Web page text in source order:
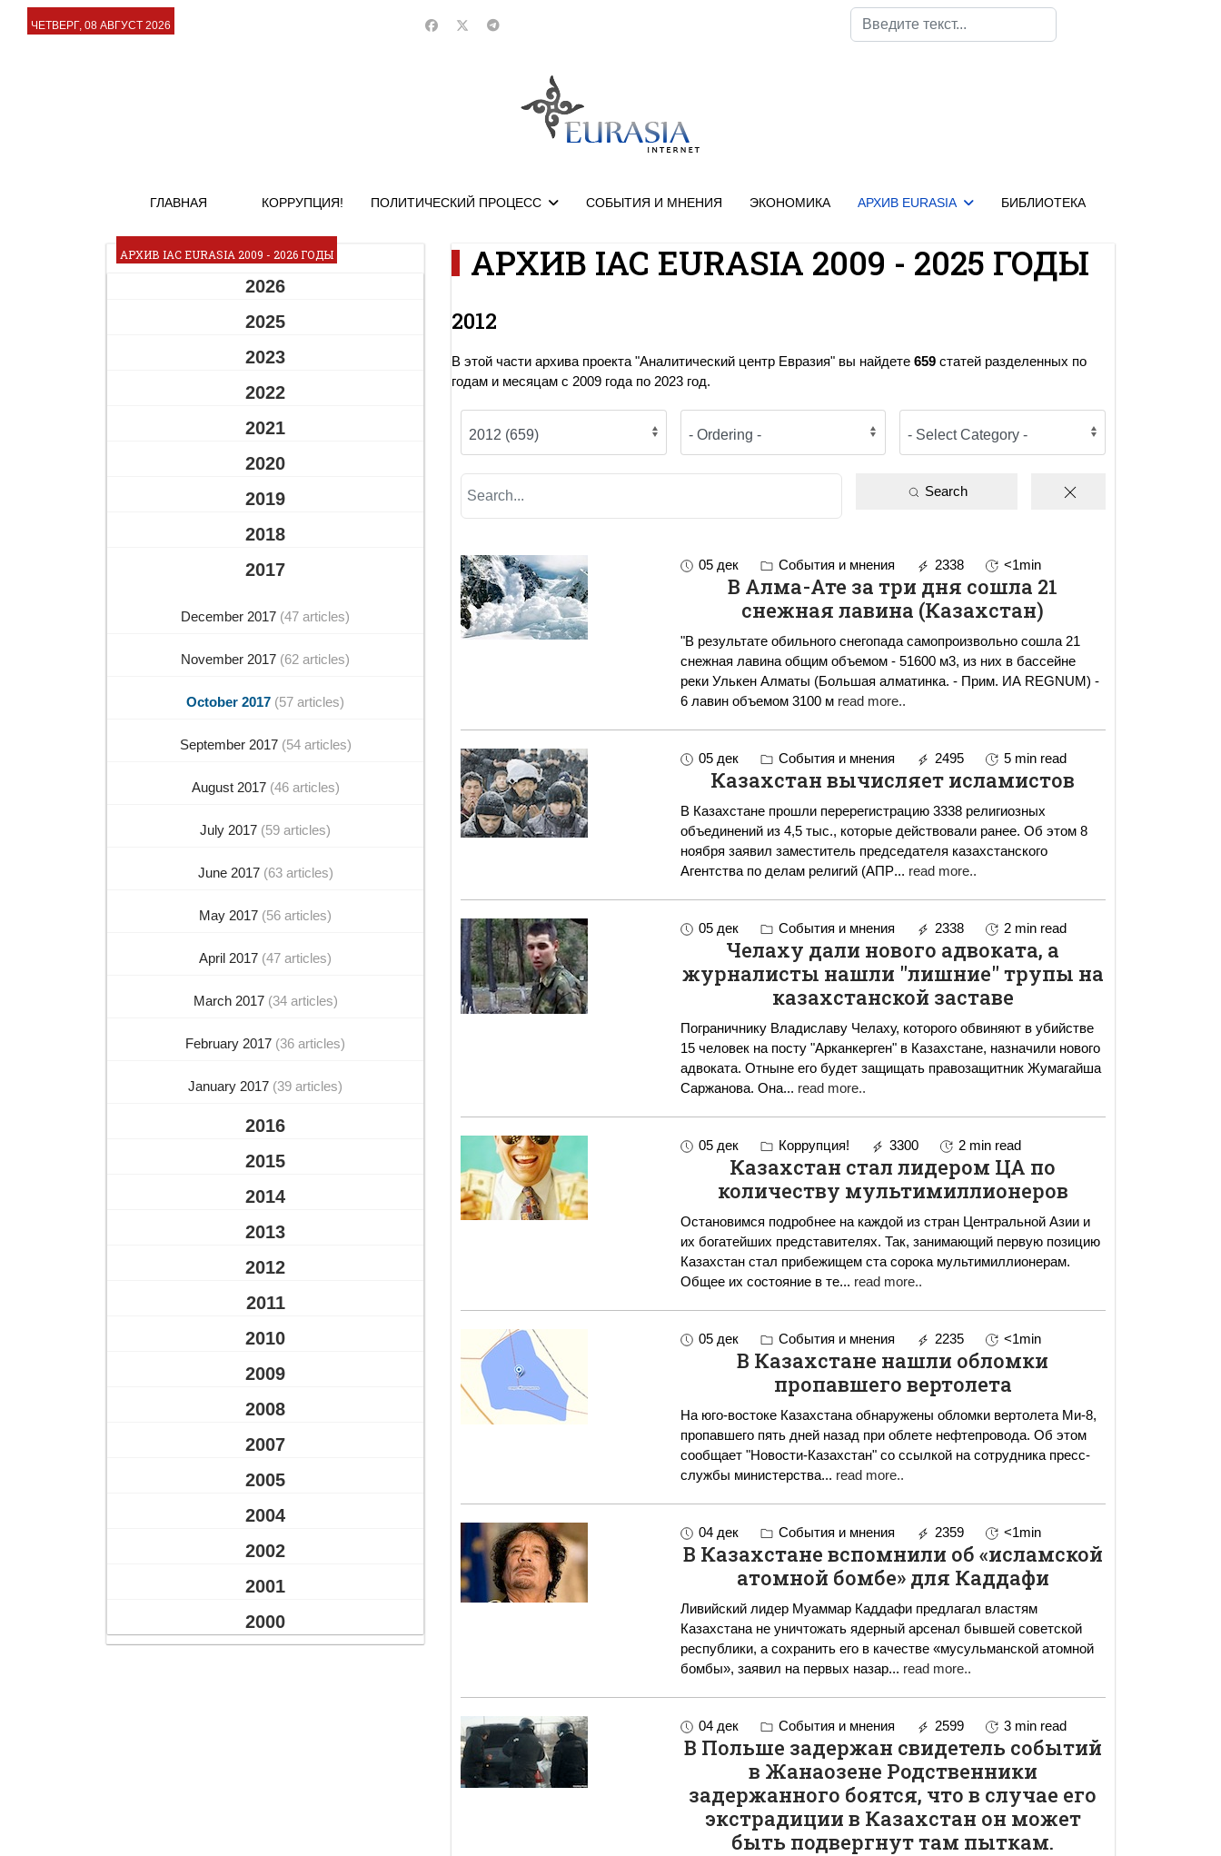
ЧЕТВЕРГ, 08 АВГУСТ 2026
Поиск
ГЛАВНАЯ КОРРУПЦИЯ! ПОЛИТИЧЕСКИЙ ПРОЦЕСС СОБЫТИЯ И МНЕНИЯ ЭКОНОМИКА АРХИВ EURASIA БИБЛИОТЕКА
АРХИВ IAC EURASIA 2009 - 2026 ГОДЫ
2026
2025
2023
2022
2021
2020
2019
2018
2017
December 2017 (47 articles)
November 2017 (62 articles)
October 2017 (57 articles)
September 2017 (54 articles)
August 2017 (46 articles)
July 2017 (59 articles)
June 2017 (63 articles)
May 2017 (56 articles)
April 2017 (47 articles)
March 2017 (34 articles)
February 2017 (36 articles)
January 2017 (39 articles)
2016
2015
2014
2013
2012
2011
2010
2009
2008
2007
2005
2004
2002
2001
2000
АРХИВ IAC EURASIA 2009 - 2025 ГОДЫ
2012
В этой части архива проекта "Аналитический центр Евразия" вы найдете 659 статей разделенных по
годам и месяцам с 2009 года по 2023 год.
Search
05 дек События и мнения 2338 <1min
В Алма-Ате за три дня сошла 21
снежная лавина (Казахстан)
"В результате обильного снегопада самопроизвольно сошла 21
снежная лавина общим объемом - 51600 м3, из них в бассейне
реки Улькен Алматы (Большая алматинка. - Прим. ИА REGNUM) -
6 лавин объемом 3100 м read more..
05 дек События и мнения 2495 5 min read
Казахстан вычисляет исламистов
В Казахстане прошли перерегистрацию 3338 религиозных
объединений из 4,5 тыс., которые действовали ранее. Об этом 8
ноября заявил заместитель председателя казахстанского
Агентства по делам религий (АПР... read more..
05 дек События и мнения 2338 2 min read
Челаху дали нового адвоката, а
журналисты нашли "лишние" трупы на
казахстанской заставе
Пограничнику Владиславу Челаху, которого обвиняют в убийстве
15 человек на посту "Арканкерген" в Казахстане, назначили нового
адвоката. Отныне его будет защищать правозащитник Жумагайша
Саржанова. Она... read more..
05 дек Коррупция! 3300 2 min read
Казахстан стал лидером ЦА по
количеству мультимиллионеров
Остановимся подробнее на каждой из стран Центральной Азии и
их богатейших представителях. Так, занимающий первую позицию
Казахстан стал прибежищем ста сорока мультимиллионерам.
Общее их состояние в те... read more..
05 дек События и мнения 2235 <1min
В Казахстане нашли обломки
пропавшего вертолета
На юго-востоке Казахстана обнаружены обломки вертолета Ми-8,
пропавшего пять дней назад при облете нефтепровода. Об этом
сообщает "Новости-Казахстан" со ссылкой на сотрудника пресс-
службы министерства... read more..
04 дек События и мнения 2359 <1min
В Казахстане вспомнили об «исламской
атомной бомбе» для Каддафи
Ливийский лидер Муаммар Каддафи предлагал властям
Казахстана не уничтожать ядерный арсенал бывшей советской
республики, а сохранить его в качестве «мусульманской атомной
бомбы», заявил на первых назар... read more..
04 дек События и мнения 2599 3 min read
В Польше задержан свидетель событий
в Жанаозене Родственники
задержанного боятся, что в случае его
экстрадиции в Казахстан он может
быть подвергнут там пыткам.